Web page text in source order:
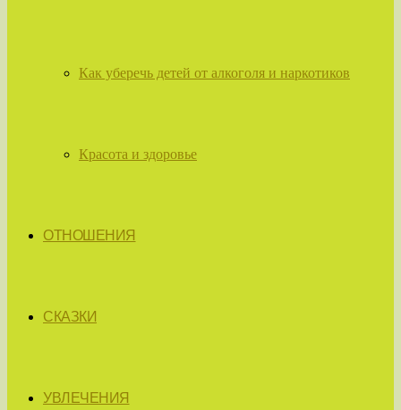
Как уберечь детей от алкоголя и наркотиков
Красота и здоровье
ОТНОШЕНИЯ
СКАЗКИ
УВЛЕЧЕНИЯ